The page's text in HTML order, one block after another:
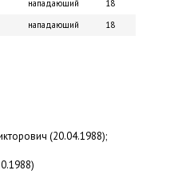
нападающий 18
нападающий 18
(20.04.1988);